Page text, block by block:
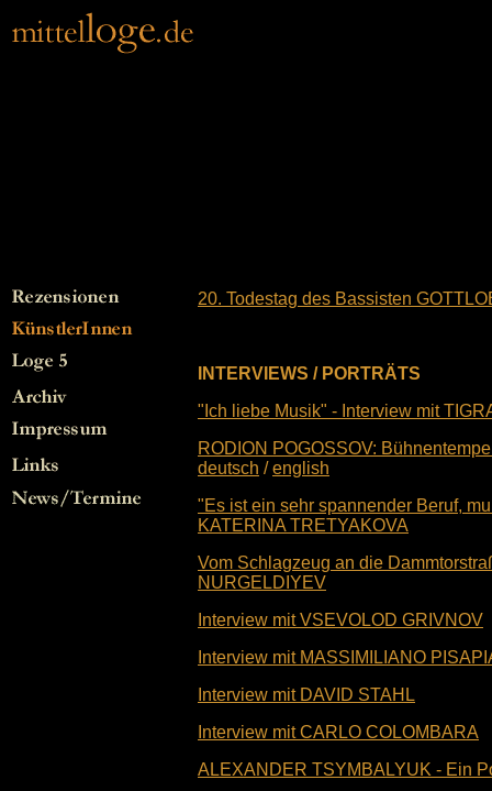
20. Todestag des Bassisten
INTERVIEWS / PORTRÄTS
"Ich liebe Musik" - Interview mit
RODION POGOSSOV:
deutsch /english
"Es ist ein sehr spannender Beruf,
KATERINA TRETYAKOVA
Vom Schlagzeug an die
NURGELDIYEV
Interview mit VSEVOLOD GRIVNOV
Interview mit MASSIMILIANO
Interview mit DAVID STAHL
Interview mit CARLO COLOMBARA
ALEXANDER TSYMBALYUK - Ein